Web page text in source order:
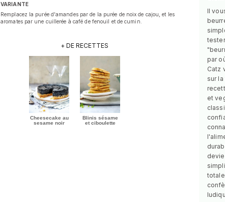
VARIANTE
Remplacez la purée d'amandes par de la purée de noix de cajou, et les
aromates par une cuillerée à café de fenouil et de cumin.
+ DE RECETTES
Cheesecake au
sesame noir
Blinis sésame
et ciboulette
Il
par
Catz
sur
et